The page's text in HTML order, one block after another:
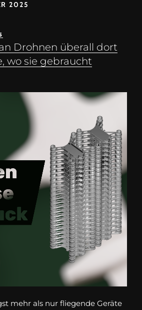
2025
Drohnen überall dort
wo sie gebraucht
mehr als nur fliegende Geräte